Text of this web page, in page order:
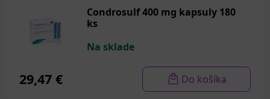
Condrosulf 400 mg kapsuly 180
ks
Na sklade
29,47 € Do košíka